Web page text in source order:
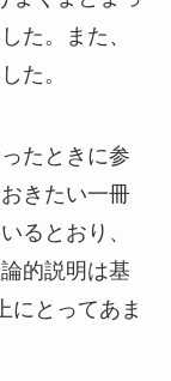
た。また、
た。
たときに参
きたい一冊
るとおり、
的説明は基
にとってあま